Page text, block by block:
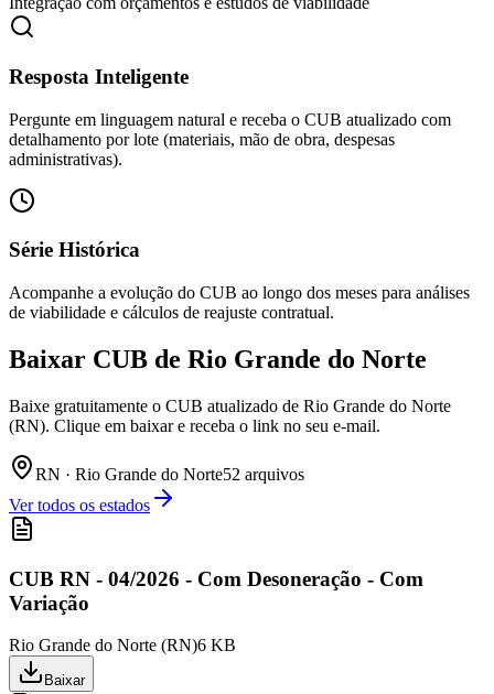
Resposta Inteligente
Pergunte em linguagem natural e receba o CUB atualizado com
detalhamento por lote (materiais, mão de obra, despesas
administrativas).
Série Histórica
Acompanhe a evolução do CUB ao longo dos meses para análises
de viabilidade e cálculos de reajuste contratual.
Baixar CUB de Rio Grande do Norte
Baixe gratuitamente o CUB atualizado de Rio Grande do Norte
(RN). Clique em baixar e receba o link no seu e-mail.
RN · Rio Grande do Norte52 arquivos
Ver todos os estados
CUB RN - 04/2026 - Com Desoneração - Com
Variação
Rio Grande do Norte (RN)6 KB
Baixar